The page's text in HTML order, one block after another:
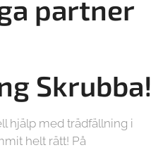
partner
Skrubba!
hjälp med trädfällning i
helt rätt! På